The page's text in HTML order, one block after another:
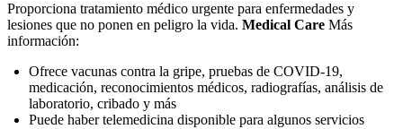
Proporciona tratamiento médico urgente para enfermedades y
lesiones que no ponen en peligro la vida. Medical Care Más
información:
Ofrece vacunas contra la gripe, pruebas de COVID-19,
medicación, reconocimientos médicos, radiografías, análisis de
laboratorio, cribado y más
Puede haber telemedicina disponible para algunos servicios